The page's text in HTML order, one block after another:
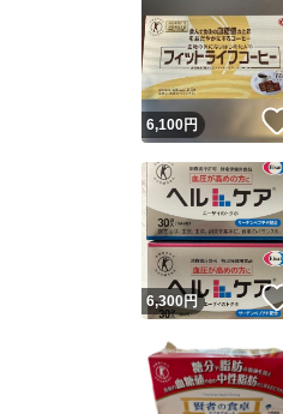
6,100円
6,300円